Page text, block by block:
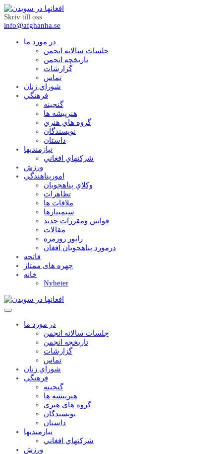
Skriv till oss
info@afghanha.se
در مورد ما
جلسات سالانه انجمن
تاریخچه انجمن
گزارشات
تماس
شوراي زنان
فرهنگي
گنجينه
هنرپيشه ها
گروه هاي هنري
نويسندگان
داستان
نيازمنديها
شرکتهاي افغاني
ورزش
امورپناهندگي
وکلاي پناهجويان
تظاهرات
ملاقات ها
سيمينارها
قوانين ومقررات جديد
مقالات
راپور روزمره
درمورد پناهجويان افغان
فاتحه
چهره های ممتاز
خانه
Nyheter
در مورد ما
جلسات سالانه انجمن
تاریخچه انجمن
گزارشات
تماس
شوراي زنان
فرهنگي
گنجينه
هنرپيشه ها
گروه هاي هنري
نويسندگان
داستان
نيازمنديها
شرکتهاي افغاني
ورزش